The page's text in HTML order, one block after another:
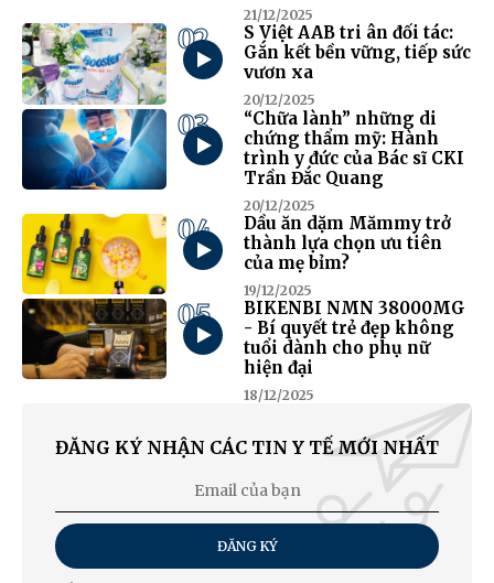
21/12/2025
02
S Việt AAB tri ân đối tác:
Gắn kết bền vững, tiếp sức
vươn xa
20/12/2025
03
“Chữa lành” những di
chứng thẩm mỹ: Hành
trình y đức của Bác sĩ CKI
Trần Đắc Quang
20/12/2025
04
Dầu ăn dặm Mămmy trở
thành lựa chọn ưu tiên
của mẹ bỉm?
19/12/2025
05
BIKENBI NMN 38000MG
- Bí quyết trẻ đẹp không
tuổi dành cho phụ nữ
hiện đại
18/12/2025
ĐĂNG KÝ NHẬN CÁC TIN Y TẾ MỚI NHẤT
ĐĂNG KÝ